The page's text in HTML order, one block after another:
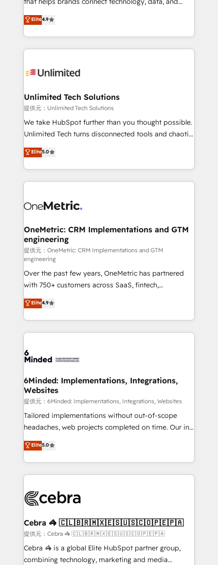
retention—by refining processes and eliminating
inefficiencies. Using HubSpot tools and data-driven
creativity to achieve measurable results. Founded in
Barcelona and operating across Spain, LATAM, and
the UK, we support global companies in building
smarter marketing, sales, and customer success
Iberia (Spain & Portugal), we combine human insight
growth. Our multidisciplinary team designs solutions
that simplify complexity, boost performance, and
turn innovation into real impact. 🌍 Highlights •
HubSpot Partner since 2012 • 2022 EMEA Impact
projects • Clients in 30+ industries • Proprietary
technology for integrations • Multilingual team:
Elite4.9
Unlimited Tech Solutions
提供元：Unlimited Tech Solutions
We take HubSpot further than you thought possible.
Unlimited Tech turns disconnected tools and chaotic
processes into a seamless, high-performing revenue
engine. We combine RevOps strategy with deep
technical execution to help teams scale faster—with
cleaner data, smarter automation, and more
Implementation & Migration · Native & Custom
Reporting & Analytics · GTM Architecture · Sales &
Marketing Enablement If you’re ready to elevate
HubSpot from “just your CRM” to your growth
infrastructure—let’s talk.
Elite5.0
OneMetric: CRM Implementations and GTM
engineering
提供元：OneMetric: CRM Implementations and GTM
engineering
Over the past few years, OneMetric has partnered
with 750+ customers across SaaS, fintech,
healthcare, real estate, and other industries. With
150+ HubSpot-certified experts, we deliver scalable
solutions to complex GTM and RevOps challenges.
Our Expertise 🔹 Onboarding & Implementation:
tailored to your GTM motion. 🔹 Migrations:
from other CRMs to HubSpot without data loss or
downtime. 🔹 RevOps Strategy: Align teams,
processes, and data to drive revenue efficiency. 🔹
Integrations: Connect HubSpot with your tech stack
for better adoption. 🔹 Custom Solutions: Build
SOC 2 Type II and ISO 27001 certified, reinforcing
our commitment to data security and compliance. At
Elite4.9
6Minded: Implementations, Integrations,
Websites
提供元：6Minded: Implementations, Integrations, Websites
Tailored implementations without out-of-scope
headaches, web projects completed on time. Our in-
house team of certified CRM architects, experts,
developers, designers, and marketers handles all
aspects of your HubSpot. ✨ 400+ global clients ✨
100+ seamless migrations from 15+ different CRMs
implementations, and 5,000+ pages ✨ CS: Clients
CS: 245% organic growth & +751% new visitors for a
full-funnel HubSpot project ✨ CS: 415% conversion
boost with a new HubSpot site Recognized leaders:
🏆 HubSpot Platform Migration Impact Award 🏆
Elite5.0
Cebra 🦓 🇨🇱🇧🇷🇲🇽🇪🇸🇺🇸🇨🇴🇵🇪🇵🇦
提供元：Cebra 🦓 🇨🇱🇧🇷🇲🇽🇪🇸🇺🇸🇨🇴🇵🇪🇵🇦
Cebra 🦓 is a global Elite HubSpot partner group,
combining technology, marketing and media